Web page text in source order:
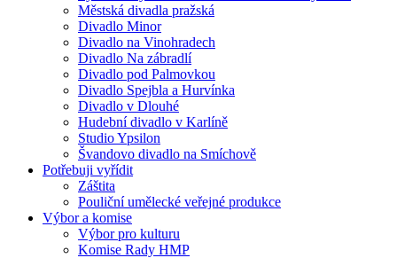
Městská divadla pražská
Divadlo Minor
Divadlo na Vinohradech
Divadlo Na zábradlí
Divadlo pod Palmovkou
Divadlo Spejbla a Hurvínka
Divadlo v Dlouhé
Hudební divadlo v Karlíně
Studio Ypsilon
Švandovo divadlo na Smíchově
Potřebuji vyřídit
Záštita
Pouliční umělecké veřejné produkce
Výbor a komise
Výbor pro kulturu
Komise Rady HMP